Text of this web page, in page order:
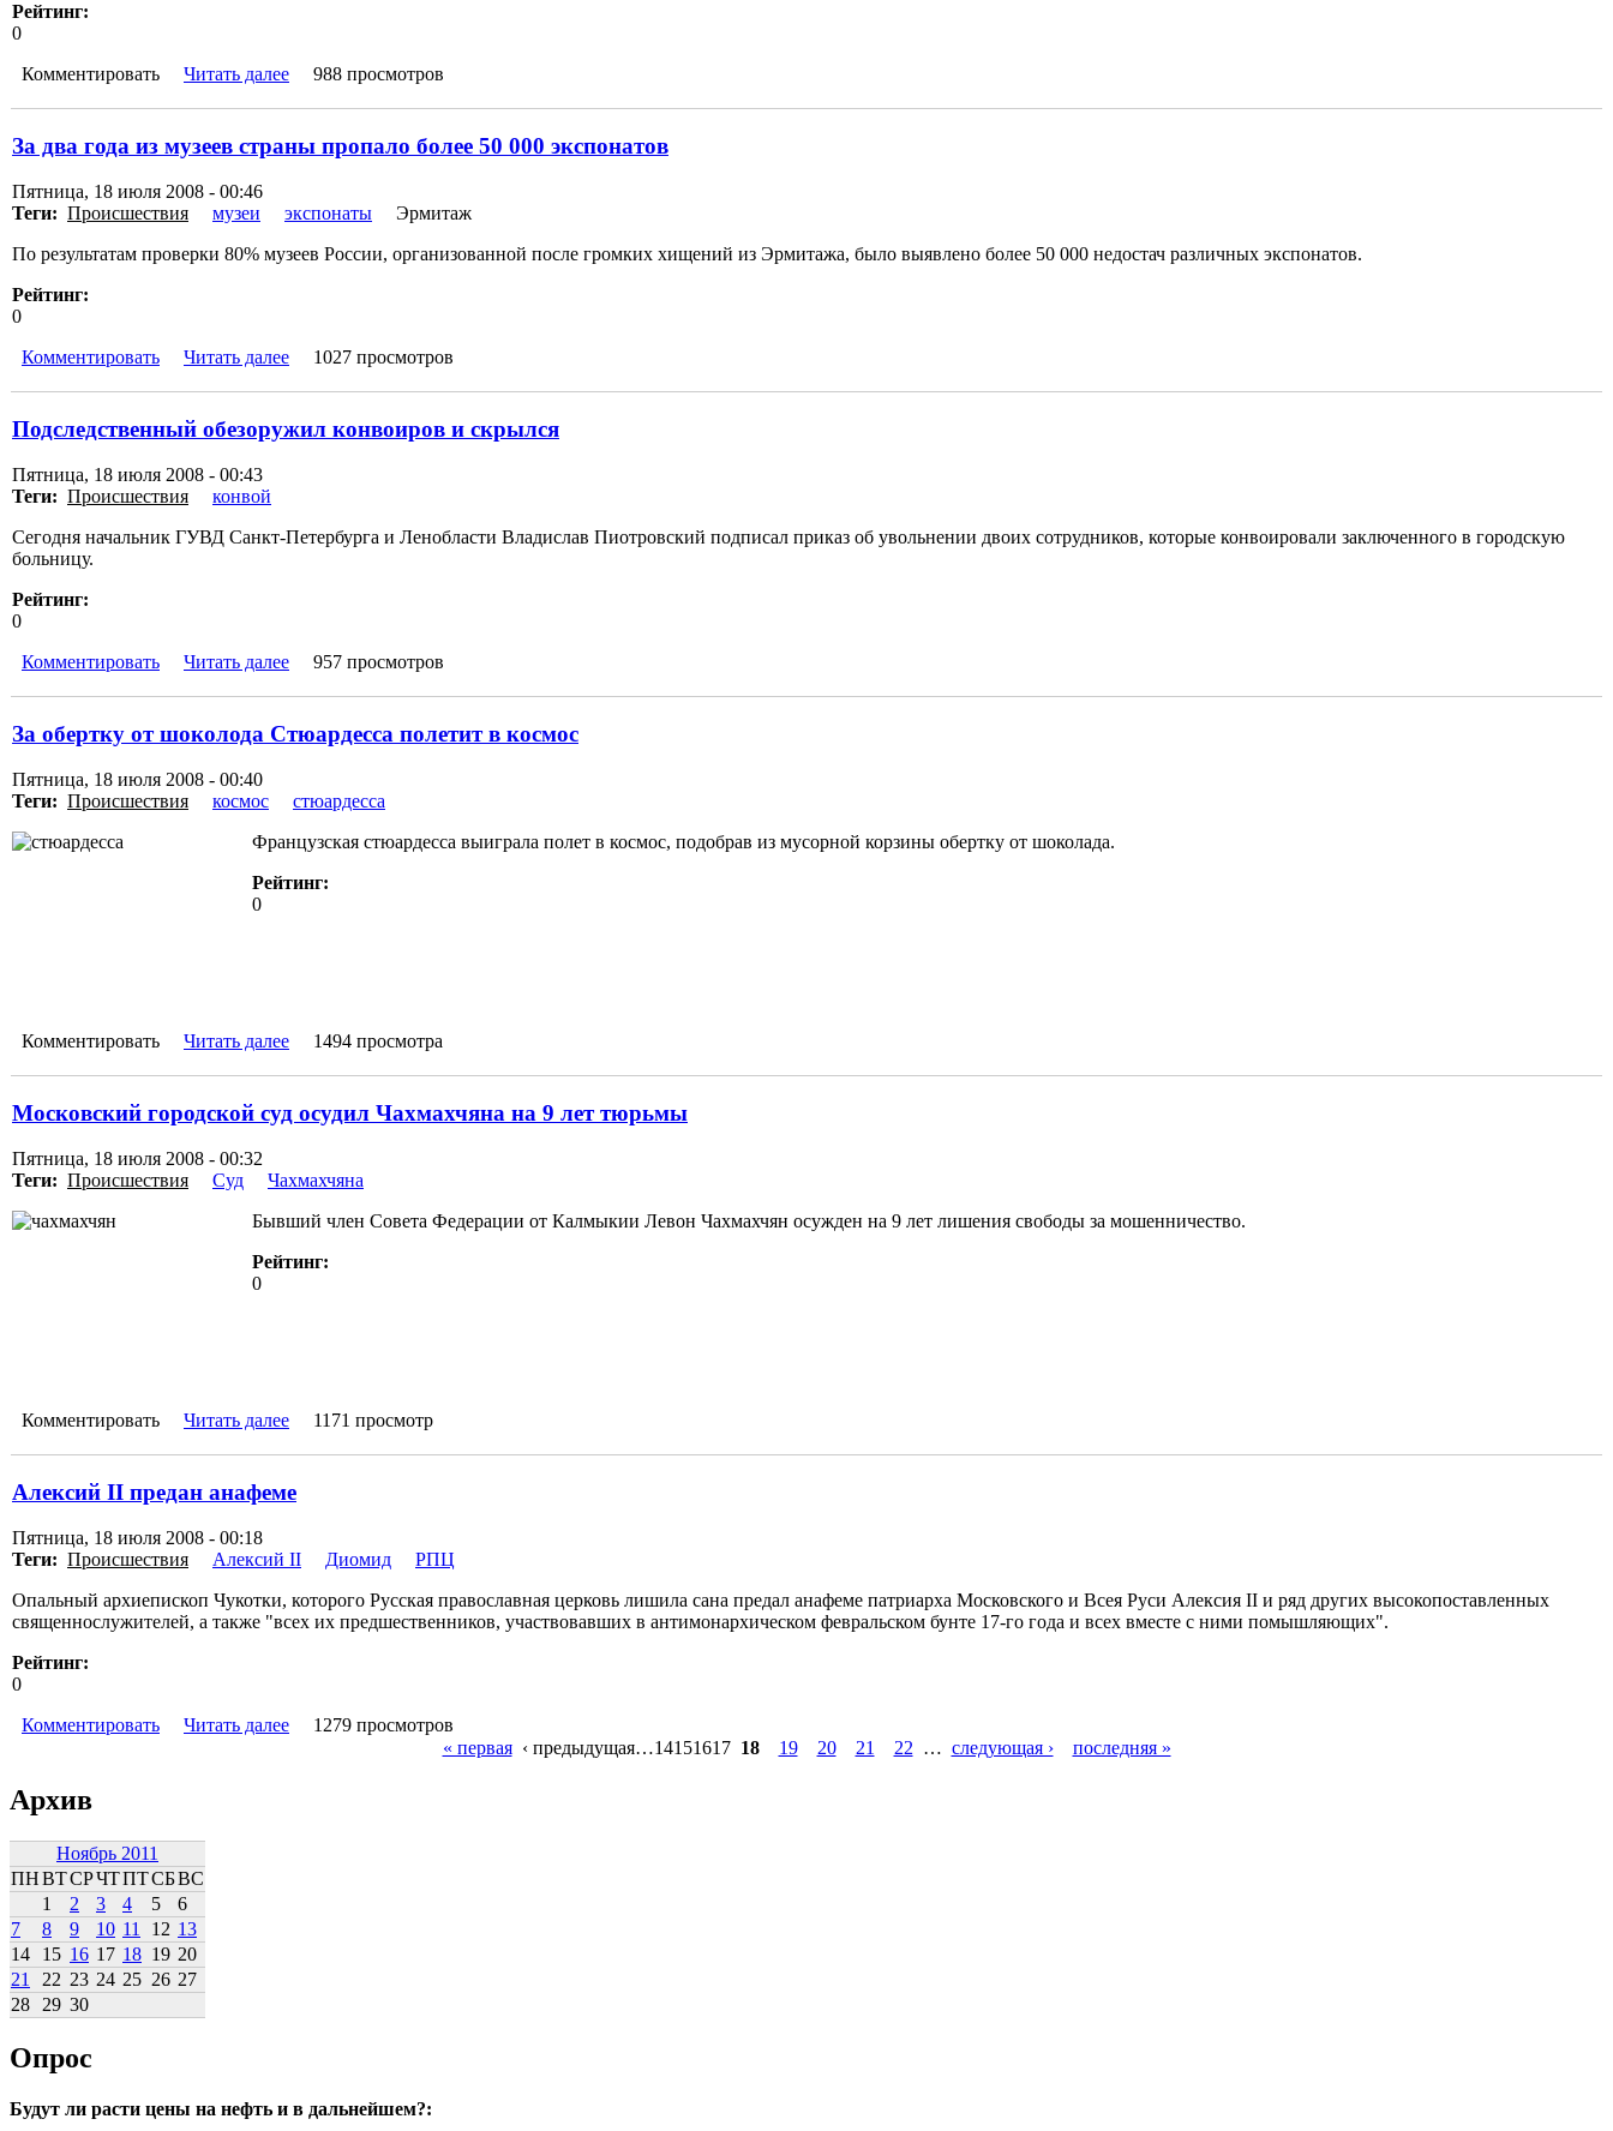
Рейтинг:
0
Комментировать
Читать далее 988 просмотров
За два года из музеев страны пропало более 50 000 экспонатов
Пятница, 18 июля 2008 - 00:46
Теги: Происшествия музеи экспонаты
Эрмитаж
По результатам проверки 80% музеев России, организованной после громких хищений из Эрмитажа, было выявлено более 50 000 недостач различных экспонатов.
Рейтинг:
0
Комментировать
Читать далее 1027 просмотров
Подследственный обезоружил конвоиров и скрылся
Пятница, 18 июля 2008 - 00:43
Теги: Происшествия
конвой
Сегодня начальник ГУВД Санкт-Петербурга и Ленобласти Владислав Пиотровский подписал приказ об увольнении двоих сотрудников, которые конвоировали заключенного в городскую
больницу.
Рейтинг:
0
Комментировать
Читать далее 957 просмотров
За обертку от шоколода Стюардесса полетит в космос
Пятница, 18 июля 2008 - 00:40
Теги: Происшествия космос
стюардесса
Французская стюардесса выиграла полет в космос, подобрав из мусорной корзины обертку от шоколада.
Рейтинг:
0
Комментировать Читать далее 1494 просмотра
Московский городской суд осудил Чахмахчяна на 9 лет тюрьмы
Пятница, 18 июля 2008 - 00:32
Теги: Происшествия Суд
Чахмахчяна
Бывший член Совета Федерации от Калмыкии Левон Чахмахчян осужден на 9 лет лишения свободы за мошенничество.
Рейтинг:
0
Комментировать Читать далее 1171 просмотр
Алексий II предан анафеме
Пятница, 18 июля 2008 - 00:18
Теги: Происшествия Алексий II Диомид
РПЦ
Опальный архиепископ Чукотки, которого Русская православная церковь лишила сана предал анафеме патриарха Московского и Всея Руси Алексия II и ряд других высокопоставленных
священнослужителей, а также "всех их предшественников, участвовавших в антимонархическом февральском бунте 17-го года и всех вместе с ними помышляющих".
Рейтинг:
0
Комментировать
Читать далее
1279 просмотров
« первая ‹ предыдущая…14151617 18 19 20 21 22 … следующая › последняя »
Архив
Ноябрь 2011
ПНВТСРЧТПТСБВС
1
2 3 4 5
6
7
8 9 10 11 12 13
14
15 16 17 18 19 20
21
22 23 24 25 26 27
28
29 30
Опрос
Будут ли расти цены на нефть и в дальнейшем?: